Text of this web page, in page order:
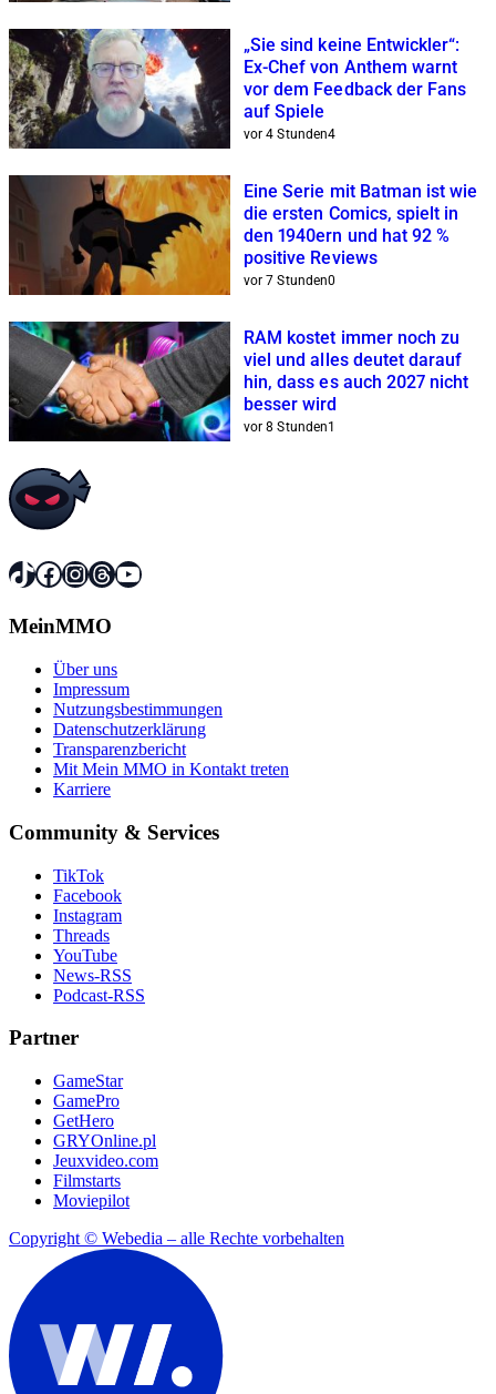
„Sie sind keine Entwickler“:
Ex-Chef von Anthem warnt
vor dem Feedback der Fans
auf Spiele
vor 4 Stunden4
Eine Serie mit Batman ist wie
die ersten Comics, spielt in
den 1940ern und hat 92 %
positive Reviews
vor 7 Stunden0
RAM kostet immer noch zu
viel und alles deutet darauf
hin, dass es auch 2027 nicht
besser wird
vor 8 Stunden1
TikTok
Facebook
Instagram
Threads
YouTube
MeinMMO
Über uns
Impressum
Nutzungsbestimmungen
Datenschutzerklärung
Transparenzbericht
Mit Mein MMO in Kontakt treten
Karriere
Community & Services
TikTok
Facebook
Instagram
Threads
YouTube
News-RSS
Podcast-RSS
Partner
GameStar
GamePro
GetHero
GRYOnline.pl
Jeuxvideo.com
Filmstarts
Moviepilot
Copyright © Webedia – alle Rechte vorbehalten